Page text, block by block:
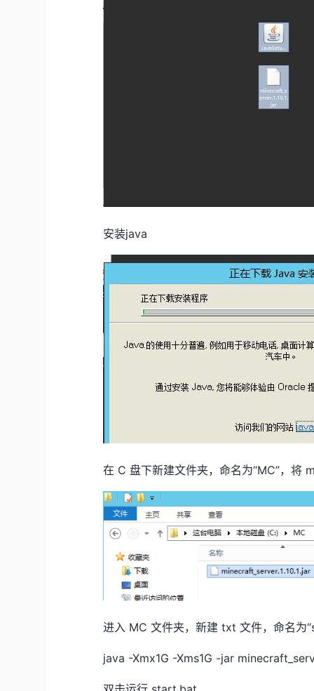
安装java
在 C 盘下新建文件夹，命名为“MC”，将
进入 MC 文件夹，新建 txt 文件，命名为
java -Xmx1G -Xms1G -jar